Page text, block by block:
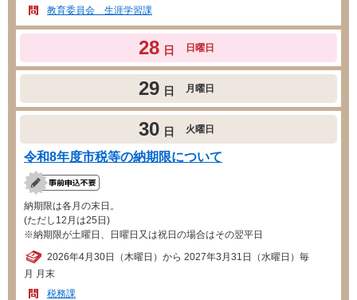
教育委員会 生涯学習課
28 日 日曜日
29 日 月曜日
30 日 火曜日
令和8年度市税等の納期限について
納期限は各月の末日。
(ただし12月は25日)
※納期限が土曜日、日曜日又は祝日の場合はその翌平日
2026年4月30日（木曜日）から 2027年3月31日（水曜日）毎
月 月末
税務課